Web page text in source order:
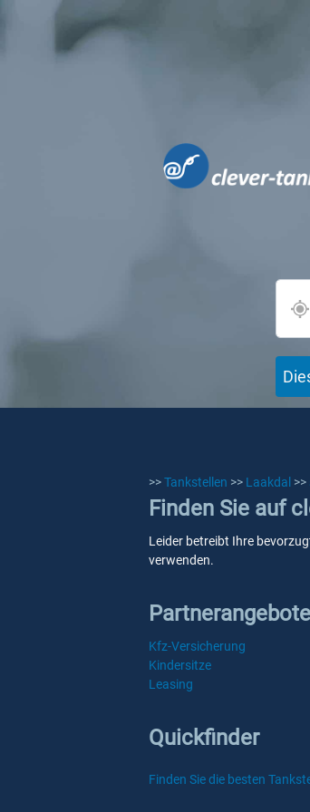
>>Tankstellen >> Laakdal >>
Finden Sie auf
Leider betreibt Ihre
verwenden.
Partnerangebote
Kfz-Versicherung
Kindersitze
Leasing
Quickfinder
Finden Sie die besten